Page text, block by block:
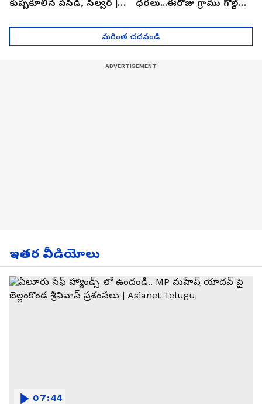
కుప్పకూలిన పసిడి, సిల్వర్ |
ధరలు...ఈరోజు గ్రాము గోల్డ్
News Telugu
మరింత చదవండి
ఇతర వీడియోలు
07:44